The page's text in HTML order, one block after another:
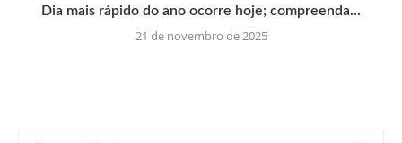
Dia mais rápido do ano ocorre hoje; compreenda...
21 de novembro de 2025